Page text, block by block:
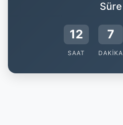
Süre
12
SAAT
7
DAKIKA